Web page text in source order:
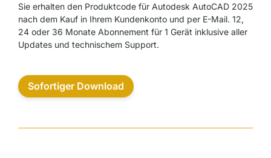
Sie erhalten den Produktcode für Autodesk AutoCAD 2025
nach dem Kauf in Ihrem Kundenkonto und per E-Mail. 12,
24 oder 36 Monate Abonnement für 1 Gerät inklusive aller
Updates und technischem Support.
Sofortiger Download